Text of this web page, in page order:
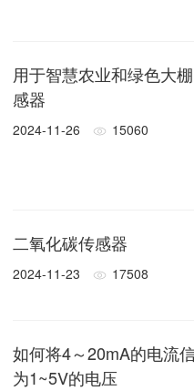
用于智慧农业和绿色大
感器
2024-11-26 15060
二氧化碳传感器
2024-11-23 17508
如何将4～20mA的电流
为1~5V的电压